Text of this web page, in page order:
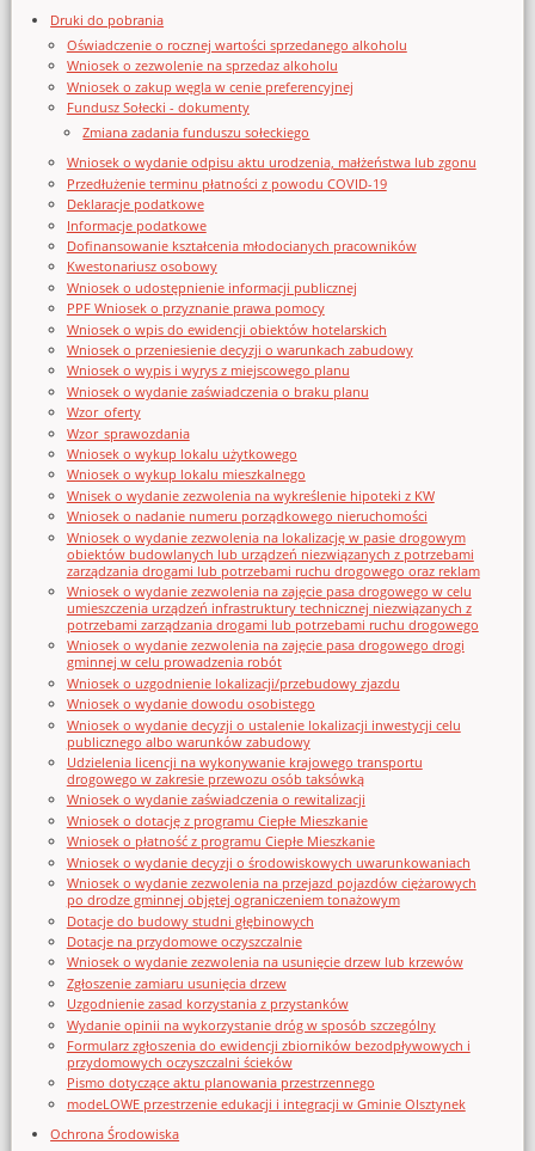
Druki do pobrania
Oświadczenie o rocznej wartości sprzedanego alkoholu
Wniosek o zezwolenie na sprzedaz alkoholu
Wniosek o zakup węgla w cenie preferencyjnej
Fundusz Sołecki - dokumenty
Zmiana zadania funduszu sołeckiego
Wniosek o wydanie odpisu aktu urodzenia, małżeństwa lub zgonu
Przedłużenie terminu płatności z powodu COVID-19
Deklaracje podatkowe
Informacje podatkowe
Dofinansowanie kształcenia młodocianych pracowników
Kwestonariusz osobowy
Wniosek o udostępnienie informacji publicznej
PPF Wniosek o przyznanie prawa pomocy
Wniosek o wpis do ewidencji obiektów hotelarskich
Wniosek o przeniesienie decyzji o warunkach zabudowy
Wniosek o wypis i wyrys z miejscowego planu
Wniosek o wydanie zaświadczenia o braku planu
Wzor_oferty
Wzor_sprawozdania
Wniosek o wykup lokalu użytkowego
Wniosek o wykup lokalu mieszkalnego
Wnisek o wydanie zezwolenia na wykreślenie hipoteki z KW
Wniosek o nadanie numeru porządkowego nieruchomości
Wniosek o wydanie zezwolenia na lokalizację w pasie drogowym
obiektów budowlanych lub urządzeń niezwiązanych z potrzebami
zarządzania drogami lub potrzebami ruchu drogowego oraz reklam
Wniosek o wydanie zezwolenia na zajęcie pasa drogowego w celu
umieszczenia urządzeń infrastruktury technicznej niezwiązanych z
potrzebami zarządzania drogami lub potrzebami ruchu drogowego
Wniosek o wydanie zezwolenia na zajęcie pasa drogowego drogi
gminnej w celu prowadzenia robót
Wniosek o uzgodnienie lokalizacji/przebudowy zjazdu
Wniosek o wydanie dowodu osobistego
Wniosek o wydanie decyzji o ustalenie lokalizacji inwestycji celu
publicznego albo warunków zabudowy
Udzielenia licencji na wykonywanie krajowego transportu
drogowego w zakresie przewozu osób taksówką
Wniosek o wydanie zaświadczenia o rewitalizacji
Wniosek o dotację z programu Ciepłe Mieszkanie
Wniosek o płatność z programu Ciepłe Mieszkanie
Wniosek o wydanie decyzji o środowiskowych uwarunkowaniach
Wniosek o wydanie zezwolenia na przejazd pojazdów ciężarowych
po drodze gminnej objętej ograniczeniem tonażowym
Dotacje do budowy studni głębinowych
Dotacje na przydomowe oczyszczalnie
Wniosek o wydanie zezwolenia na usunięcie drzew lub krzewów
Zgłoszenie zamiaru usunięcia drzew
Uzgodnienie zasad korzystania z przystanków
Wydanie opinii na wykorzystanie dróg w sposób szczególny
Formularz zgłoszenia do ewidencji zbiorników bezodpływowych i
przydomowych oczyszczalni ścieków
Pismo dotyczące aktu planowania przestrzennego
modeLOWE przestrzenie edukacji i integracji w Gminie Olsztynek
Ochrona Środowiska